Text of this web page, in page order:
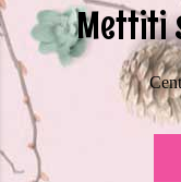
Mettiti